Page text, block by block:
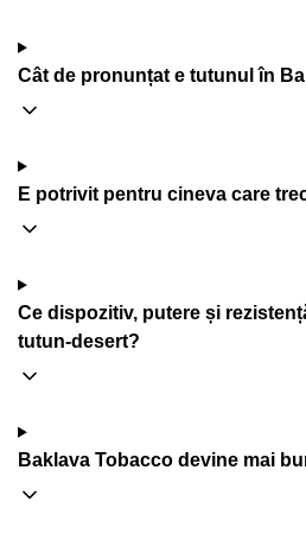
Cât de pronunțat e tutunul în
E potrivit pentru cineva care
Ce dispozitiv, putere și
tutun-desert?
Baklava Tobacco devine mai